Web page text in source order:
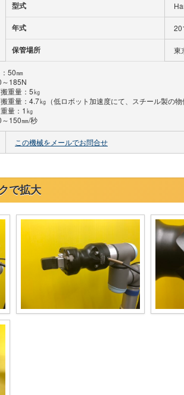
型式
年式
保管場所 東
50㎜
185N
重量：5㎏
重量：4.7㎏（低ロボット加速度にて、スチール製の
量：1㎏
150㎜/秒
この機械をメールでお問合せ
で拡大